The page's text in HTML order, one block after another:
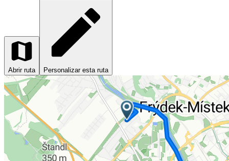
Abrir ruta Personalizar esta ruta